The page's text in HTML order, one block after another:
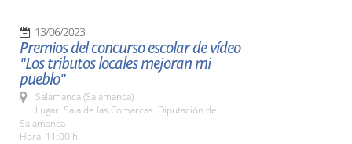
13/06/2023
Premios del concurso escolar de vídeo
"Los tributos locales mejoran mi
pueblo"
Salamanca (Salamanca)
Lugar: Sala de las Comarcas. Diputación de
Salamanca
Hora: 11:00 h.